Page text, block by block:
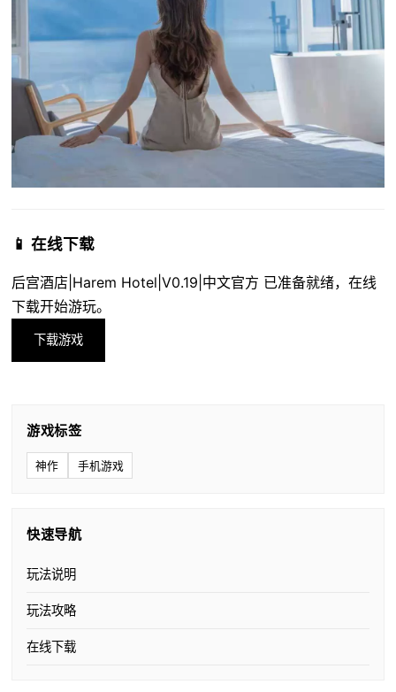
📱 在线下载
后宫酒店|Harem Hotel|V0.19|中文官方 已准备就绪，在线
下载开始游玩。
下载游戏
游戏标签
神作 手机游戏
快速导航
玩法说明
玩法攻略
在线下载